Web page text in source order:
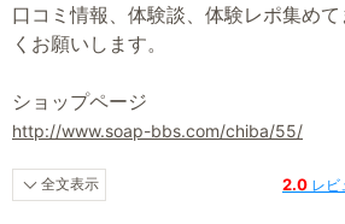
口コミ情報、体験談、体験レポ集め
くお願いします。
ショップページ
http://www.soap-bbs.com/chiba/55/
全文表示 2.0 レビ